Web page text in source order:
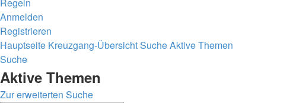
Anmelden
Registrieren
Hauptseite Kreuzgang-ÜbersichtSucheAktive Themen
Suche
Aktive Themen
Zur erweiterten Suche